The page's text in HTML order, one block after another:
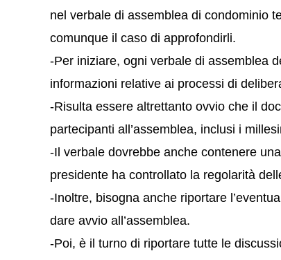
nel verbale di assemblea di condominio
comunque il caso di approfondirli.
-Per iniziare, ogni verbale di assemblea
informazioni relative ai processi di
-Risulta essere altrettanto ovvio che il
partecipanti all’assemblea, inclusi i
-Il verbale dovrebbe anche contenere
presidente ha controllato la regolarità
-Inoltre, bisogna anche riportare
dare avvio all’assemblea.
-Poi, è il turno di riportare tutte le